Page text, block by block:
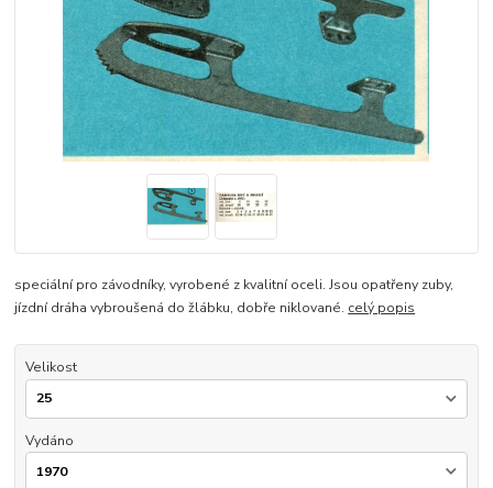
speciální pro závodníky, vyrobené z kvalitní oceli. Jsou opatřeny zuby,
jízdní dráha vybroušená do žlábku, dobře niklované. celý popis
Velikost
Vydáno